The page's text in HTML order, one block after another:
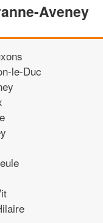
Aveney
le-Duc